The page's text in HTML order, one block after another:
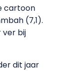
cartoon
(7,1).
ver bij
dit jaar